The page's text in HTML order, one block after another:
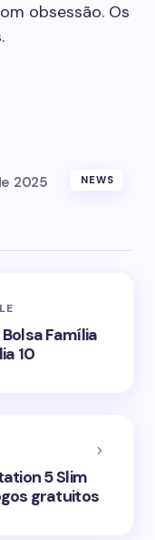
obsessão. Os
2025 NEWS
Família
10
5 Slim
gratuitos